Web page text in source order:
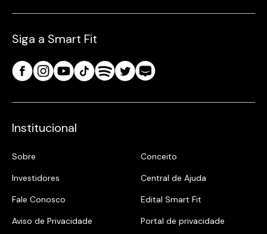
Siga a Smart Fit
Institucional
Sobre
Conceito
Investidores
Central de Ajuda
Fale Conosco
Edital Smart Fit
Aviso de Privacidade
Portal de privacidade